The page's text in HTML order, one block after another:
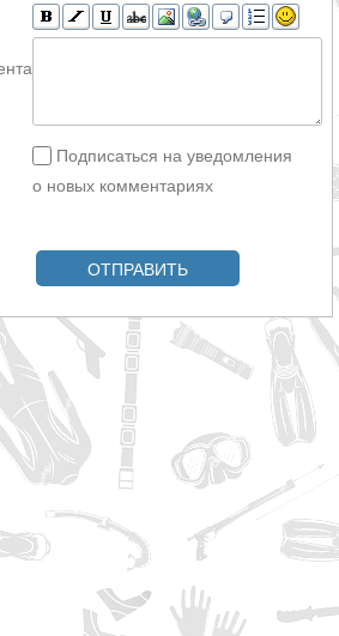
Подписаться на уведомления
о новых комментариях
ОТПРАВИТЬ